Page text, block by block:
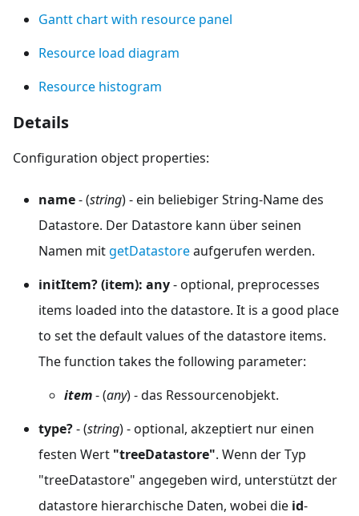
Gantt chart with resource panel
Resource load diagram
Resource histogram
Details
Configuration object properties:
name- (string) - ein beliebiger String-Name des
Datastore. Der Datastore kann über seinen
Namen mitgetDatastoreaufgerufen werden.
initItem? (item): any- optional, preprocesses
items loaded into the datastore. It is a good place
to set the default values of the datastore items.
The function takes the following parameter:
item- (any) - das Ressourcenobjekt.
type?- (string) - optional, akzeptiert nur einen
festen Wert "treeDatastore". Wenn der Typ
"treeDatastore" angegeben wird, unterstützt der
datastore hierarchische Daten, wobei die id-